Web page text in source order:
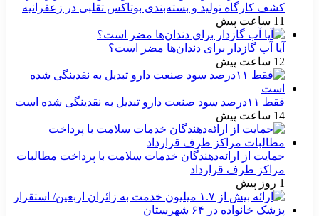
کشف کارگاه تولید و بسته‌بندی بوتاکس تقلبی در زعفرانیه
11 ساعت پیش
آیا آب گازدار برای دندان‌ها مضر است؟
12 ساعت پیش
فقط ۱۱‌درصد سود صنعت دارو تبدیل به نقدینگی شده است
14 ساعت پیش
حمایت از ارائه‌دهندگان خدمات سلامت با پرداخت مطالبات
مراکز طرف قرارداد
1 روز پیش